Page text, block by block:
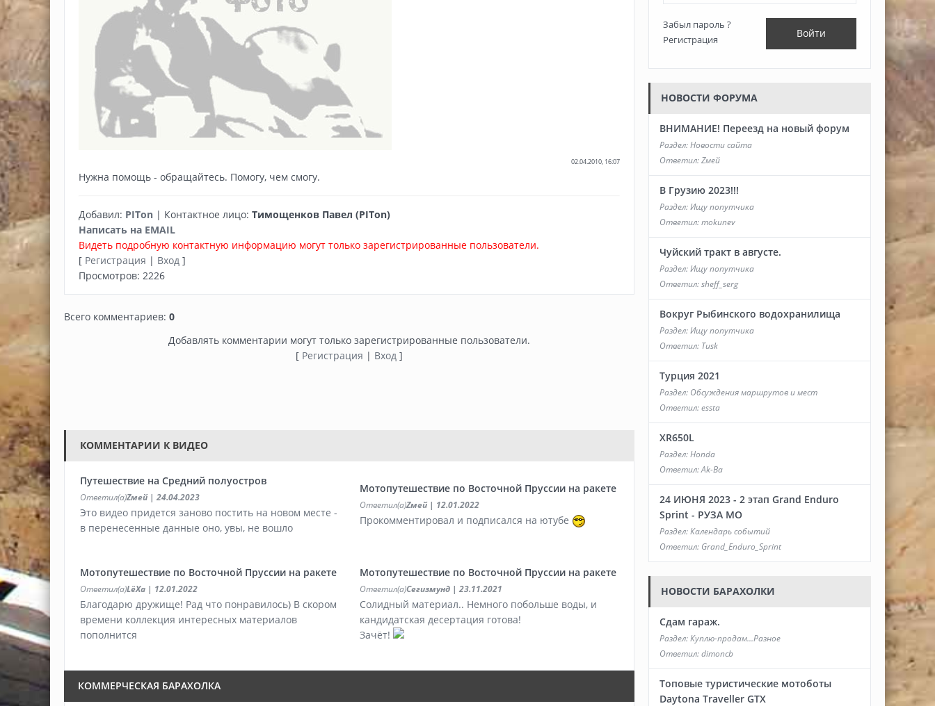
02.04.2010, 16:07
Нужна помощь - обращайтесь. Помогу, чем смогу.
Добавил: PITon | Контактное лицо: Тимощенков Павел (PITon)
Написать на EMAIL
Видеть подробную контактную информацию могут только зарегистрированные пользователи.
[ Регистрация | Вход ]
Просмотров: 2226
Всего комментариев: 0
Добавлять комментарии могут только зарегистрированные пользователи.
[ Регистрация | Вход ]
КОММЕНТАРИИ К ВИДЕО
Путешествие на Средний полуостров
Ответил(а)Zмей| 24.04.2023
Это видео придется заново постить на новом месте -
в перенесенные данные оно, увы, не вошло
Мотопутешествие по Восточной Пруссии на ракете
Ответил(а)Zмей| 12.01.2022
Прокомментировал и подписался на ютубе
Мотопутешествие по Восточной Пруссии на ракете
Ответил(а)LёХа | 12.01.2022
Благодарю дружище! Рад что понравилось) В скором
времени коллекция интересных материалов
пополнится
Мотопутешествие по Восточной Пруссии на ракете
Ответил(а)Сегизмунд | 23.11.2021
Солидный материал.. Немного побольше воды, и
кандидатская десертация готова!
Зачёт!
КОММЕРЧЕСКАЯ БАРАХОЛКА
Забыл пароль ?
Регистрация
Войти
НОВОСТИ ФОРУМА
ВНИМАНИЕ! Переезд на новый форум
Раздел:Новости сайта
Ответил:Zмей
В Грузию 2023!!!
Раздел:Ищу попутчика
Ответил:mokunev
Чуйский тракт в августе.
Раздел:Ищу попутчика
Ответил:sheff_serg
Вокруг Рыбинского водохранилища
Раздел:Ищу попутчика
Ответил: Tusk
Турция 2021
Раздел: Обсуждения маршрутов и мест
Ответил:essta
XR650L
Раздел:Honda
Ответил:Ak-Ba
24 ИЮНЯ 2023 - 2 этап Grand Enduro
Sprint - РУЗА МО
Раздел:Календарь событий
Ответил: Grand_Enduro_Sprint
НОВОСТИ БАРАХОЛКИ
Сдам гараж.
Раздел:Куплю-продам...Разное
Ответил:dimoncb
Топовые туристические мотоботы
Daytona Traveller GTX